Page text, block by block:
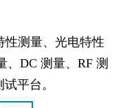
性测量、光电特性
、DC 测量、RF 测
平台。